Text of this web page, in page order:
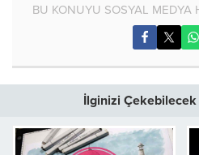
BU KONUYU SOSYAL MEDYA
İlginizi